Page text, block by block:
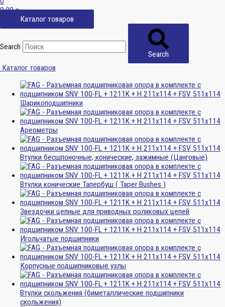
0,00р.
Каталог товаров
Search
Search
Каталог товаров
Шарикоподшипники
Ареометры
Втулки бесшпоночные, конические, зажимные (Цанговые)
Втулки конические Тапербуш ( Taper Bushes )
Звездочки цепные для приводных роликовых цепей
Игольчатые подшипники
Корпусные подшипниковые узлы
Втулки скольжения (биметаллические подшипники
скольжения)